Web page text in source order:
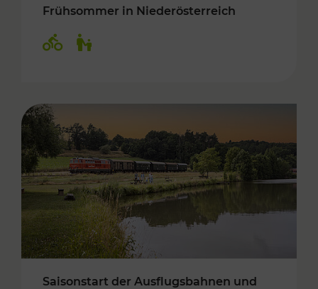
Frühsommer in Niederösterreich
Saisonstart der Ausflugsbahnen und